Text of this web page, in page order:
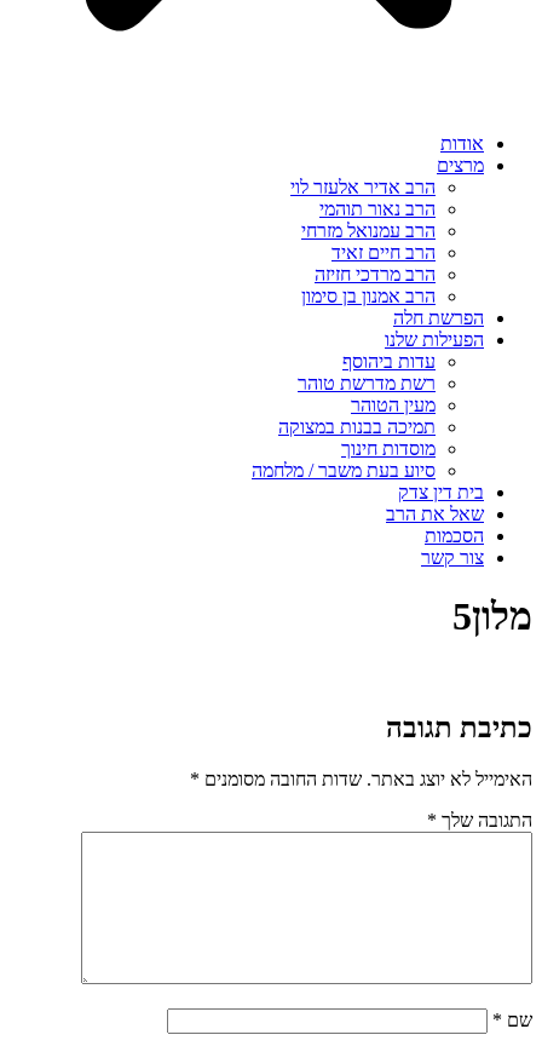
אודות
מרצים
הרב אדיר אלעזר לוי
הרב נאור תוהמי
הרב עמנואל מזרחי
הרב חיים זאיד
הרב מרדכי חזיזה
הרב אמנון בן סימון
הפרשת חלה
הפעילות שלנו
עדות ביהוסף
רשת מדרשת טוהר
מעין הטוהר
תמיכה בבנות במצוקה
מוסדות חינוך
סיוע בעת משבר / מלחמה
בית דין צדק
שאל את הרב
הסכמות
צור קשר
מלון5
כתיבת תגובה
האימייל לא יוצג באתר. שדות החובה מסומנים *
התגובה שלך *
שם *